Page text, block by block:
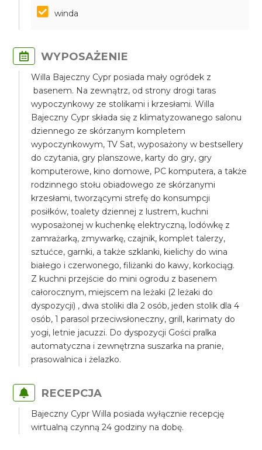
winda
WYPOSAŻENIE
Willa Bajeczny Cypr posiada mały ogródek z
basenem. Na zewnątrz, od strony drogi taras
wypoczynkowy ze stolikami i krzesłami. Willa
Bajeczny Cypr składa się z klimatyzowanego salonu
dziennego ze skórzanym kompletem
wypoczynkowym, TV Sat, wyposażony w bestsellery
do czytania, gry planszowe, karty do gry, gry
komputerowe, kino domowe, PC komputera, a także
rodzinnego stołu obiadowego ze skórzanymi
krzesłami, tworzącymi strefę do konsumpcji
posiłków, toalety dziennej z lustrem, kuchni
wyposażonej w kuchenkę elektryczną, lodówkę z
zamrażarką, zmywarkę, czajnik, komplet talerzy,
sztućce, garnki, a także szklanki, kielichy do wina
białego i czerwonego, filiżanki do kawy, korkociąg.
Z kuchni przejście do mini ogrodu z basenem
całorocznym, miejscem na leżaki (2 leżaki do
dyspozycji) , dwa stoliki dla 2 osób, jeden stolik dla 4
osób, 1 parasol przeciwsłoneczny, grill, karimaty do
yogi, letnie jacuzzi. Do dyspozycji Gości pralka
automatyczna i zewnętrzna suszarka na pranie,
prasowalnica i żelazko.
RECEPCJA
Bajeczny Cypr Willa posiada wyłącznie recepcję
wirtualną czynną 24 godziny na dobę.